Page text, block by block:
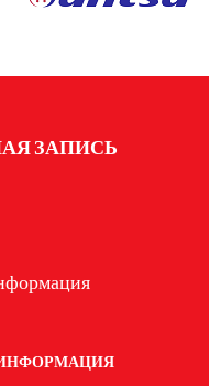
ЗАПИСЬ